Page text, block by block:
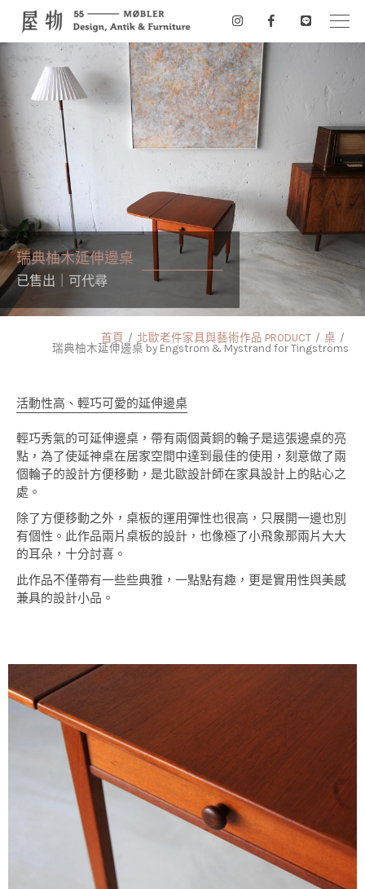
瑞典柚木延伸邊桌
已售出｜可代尋
首頁 北歐老件家具與藝術作品 PRODUCT
桌
瑞典柚木延伸邊桌 by Engstrom & Mystrand for Tingströms
活動性高、輕巧可愛的延伸邊桌
輕巧秀氣的可延伸邊桌，帶有兩個黃銅的輪子是這張邊桌的亮
點，為了使延神桌在居家空間中達到最佳的使用，刻意做了兩
個輪子的設計方便移動，是北歐設計師在家具設計上的貼心之
處。
除了方便移動之外，桌板的運用彈性也很高，只展開一邊也別
有個性。此作品兩片桌板的設計，也像極了小飛象那兩片大大
的耳朵，十分討喜。
此作品不僅帶有一些些典雅，一點點有趣，更是實用性與美感
兼具的設計小品。